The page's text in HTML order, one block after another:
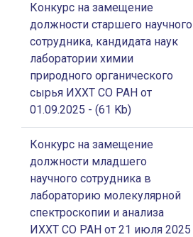
Конкурс на замещение
должности старшего научного
сотрудника, кандидата наук
лаборатории химии
природного органического
сырья ИХХТ СО РАН от
01.09.2025 - (61 Kb)
Конкурс на замещение
должности младшего
научного сотрудника в
лабораторию молекулярной
спектроскопии и анализа
ИХХТ СО РАН от 21 июля 2025